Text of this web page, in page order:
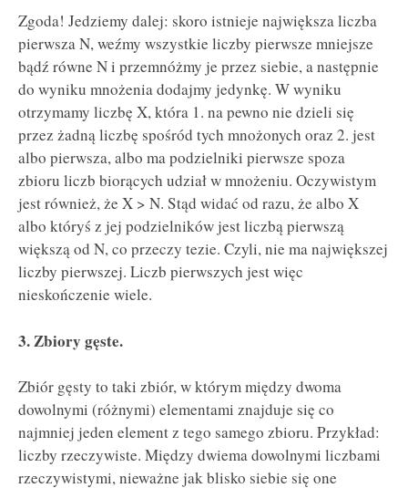
Zgoda! Jedziemy dalej: skoro istnieje największa liczba
pierwsza N, weźmy wszystkie liczby pierwsze mniejsze
bądź równe N i przemnóżmy je przez siebie, a następnie
do wyniku mnożenia dodajmy jedynkę. W wyniku
otrzymamy liczbę X, która 1. na pewno nie dzieli się
przez żadną liczbę spośród tych mnożonych oraz 2. jest
albo pierwsza, albo ma podzielniki pierwsze spoza
zbioru liczb biorących udział w mnożeniu. Oczywistym
jest również, że X > N. Stąd widać od razu, że albo X
albo któryś z jej podzielników jest liczbą pierwszą
większą od N, co przeczy tezie. Czyli, nie ma największej
liczby pierwszej. Liczb pierwszych jest więc
nieskończenie wiele.
3. Zbiory gęste.
Zbiór gęsty to taki zbiór, w którym między dwoma
dowolnymi (różnymi) elementami znajduje się co
najmniej jeden element z tego samego zbioru. Przykład:
liczby rzeczywiste. Między dwiema dowolnymi liczbami
rzeczywistymi, nieważne jak blisko siebie się one